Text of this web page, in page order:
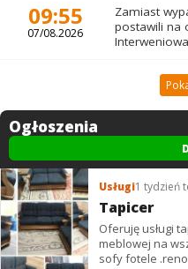
09:55
07/08.2026
Zamiast
postawili na
Ogłoszenia
Usługi1 tydzień
Tapicer
Oferuję usługi
meblowej na